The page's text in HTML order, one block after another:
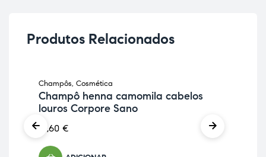
Produtos Relacionados
Champôs, Cosmética
Champô henna camomila cabelos
louros Corpore Sano
12,60 €